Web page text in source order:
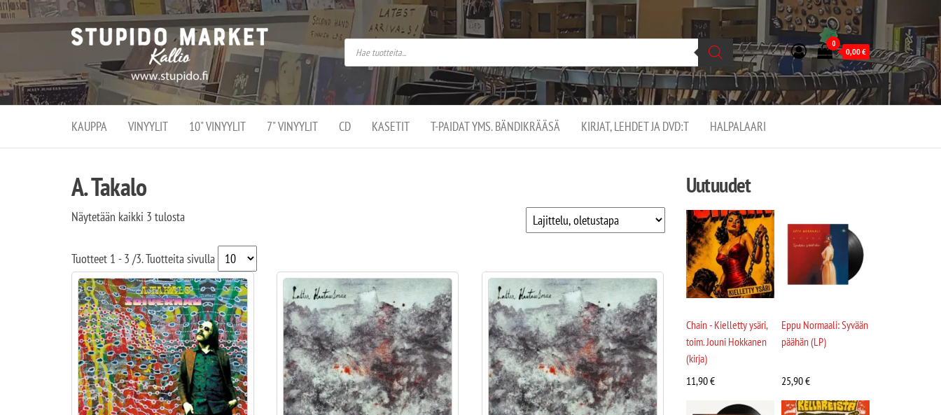
Stupido
Market –
verkossa
ja
kivijalassa
Stupido Market on
vaihtoehtomusaan
erikoistunut
verkko- sekä
kivijalkakauppa
Helsingissä
Kallion
0
0,00€
KAUPPA VINYYLIT 10" VINYYLIT 7" VINYYLIT CD KASETIT T-PAIDAT YMS. BÄNDIKRÄÄSÄ KIRJAT, LEHDET JA DVD:T HALPALAARI
A. Takalo
Näytetään kaikki 3 tulosta
Tuotteet 1 - 3 /3. Tuotteita sivulla
Uutuudet
Chain - Kielletty ysäri,
toim. Jouni Hokkanen
(kirja)
11,90€
Eppu Normaali: Syvään
päähän (LP)
25,90€